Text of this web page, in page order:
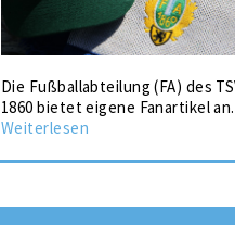
Die Fußballabteilung (FA) des
1860 bietet eigene Fanartikel an.
Weiterlesen